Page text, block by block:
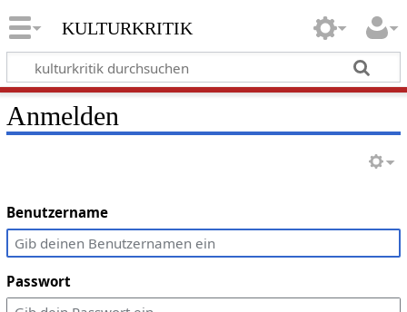
kulturkritik
Anmelden
Benutzername
Passwort